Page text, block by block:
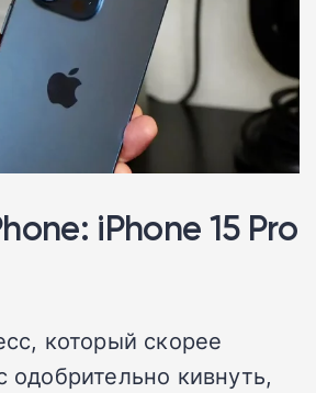
iPhone 15 Pro
который скорее
одобрительно кивнуть,